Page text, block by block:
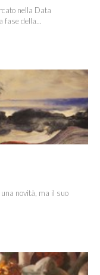
nella Data
della...
una novità, ma il suo